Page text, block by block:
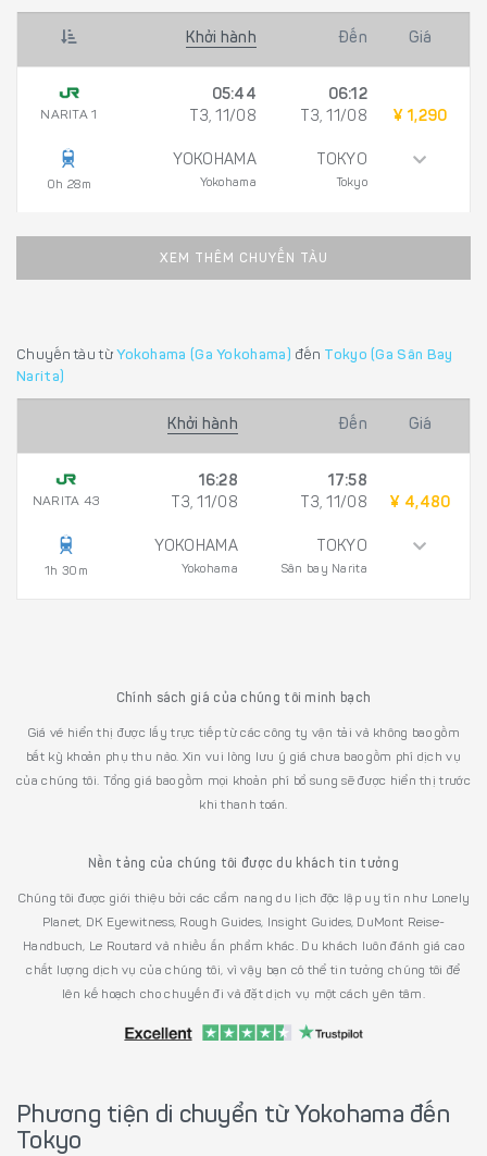
Khởi hành Đến Giá
NARITA 1
0h 28m
05:44
T3, 11/08
YOKOHAMA
Yokohama
06:12
T3, 11/08
TOKYO
Tokyo
¥ 1,290
XEM THÊM CHUYẾN TÀU
Chuyến tàu từYokohama (Ga Yokohama) đến Tokyo (Ga Sân Bay
Narita)
Khởi hành Đến Giá
NARITA 43
1h 30m
16:28
T3, 11/08
YOKOHAMA
Yokohama
17:58
T3, 11/08
TOKYO
Sân bay Narita
¥ 4,480
Chính sách giá của chúng tôi minh bạch
Giá vé hiển thị được lấy trực tiếp từ các công ty vận tải và không bao gồm
bất kỳ khoản phụ thu nào. Xin vui lòng lưu ý giá chưa bao gồm phí dịch vụ
của chúng tôi. Tổng giá bao gồm mọi khoản phí bổ sung sẽ được hiển thị trước
khi thanh toán.
Nền tảng của chúng tôi được du khách tin tưởng
Chúng tôi được giới thiệu bởi các cẩm nang du lịch độc lập uy tín như Lonely
Planet, DK Eyewitness, Rough Guides, Insight Guides, DuMont Reise-
Handbuch, Le Routard và nhiều ấn phẩm khác. Du khách luôn đánh giá cao
chất lượng dịch vụ của chúng tôi, vì vậy bạn có thể tin tưởng chúng tôi để
lên kế hoạch cho chuyến đi và đặt dịch vụ một cách yên tâm.
Phương tiện di chuyển từ Yokohama đến
Tokyo